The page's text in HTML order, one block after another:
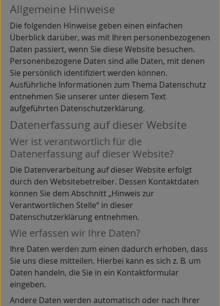
Allgemeine Hinweise
Die folgenden Hinweise geben einen einfachen
Überblick darüber, was mit Ihren personenbezogenen
Daten passiert, wenn Sie diese Website besuchen.
Personenbezogene Daten sind alle Daten, mit denen
Sie persönlich identifiziert werden können.
Ausführliche Informationen zum Thema Datenschutz
entnehmen Sie unserer unter diesem Text
aufgeführten Datenschutzerklärung.
Datenerfassung auf dieser Website
Wer ist verantwortlich für die
Datenerfassung auf dieser Website?
Die Datenverarbeitung auf dieser Website erfolgt
durch den Websitebetreiber. Dessen Kontaktdaten
können Sie dem Abschnitt „Hinweis zur
Verantwortlichen Stelle“ in dieser
Datenschutzerklärung entnehmen.
Wie erfassen wir Ihre Daten?
Ihre Daten werden zum einen dadurch erhoben, dass
Sie uns diese mitteilen. Hierbei kann es sich z. B. um
Daten handeln, die Sie in ein Kontaktformular
eingeben.
Andere Daten werden automatisch oder nach Ihrer